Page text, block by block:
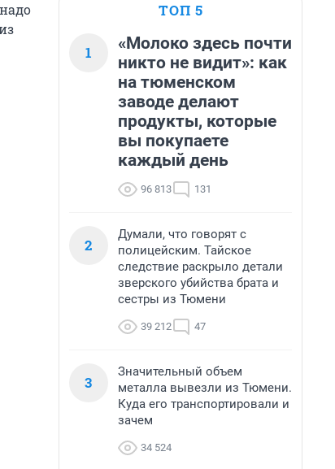
ТОП 5
1
«Молоко здесь почти
никто не видит»: как
на тюменском
заводе делают
продукты, которые
вы покупаете
каждый день
96 813 131
2
Думали, что говорят с
полицейским. Тайское
следствие раскрыло детали
зверского убийства брата и
сестры из Тюмени
39 212 47
3
Значительный объем
металла вывезли из Тюмени.
Куда его транспортировали и
зачем
34 524